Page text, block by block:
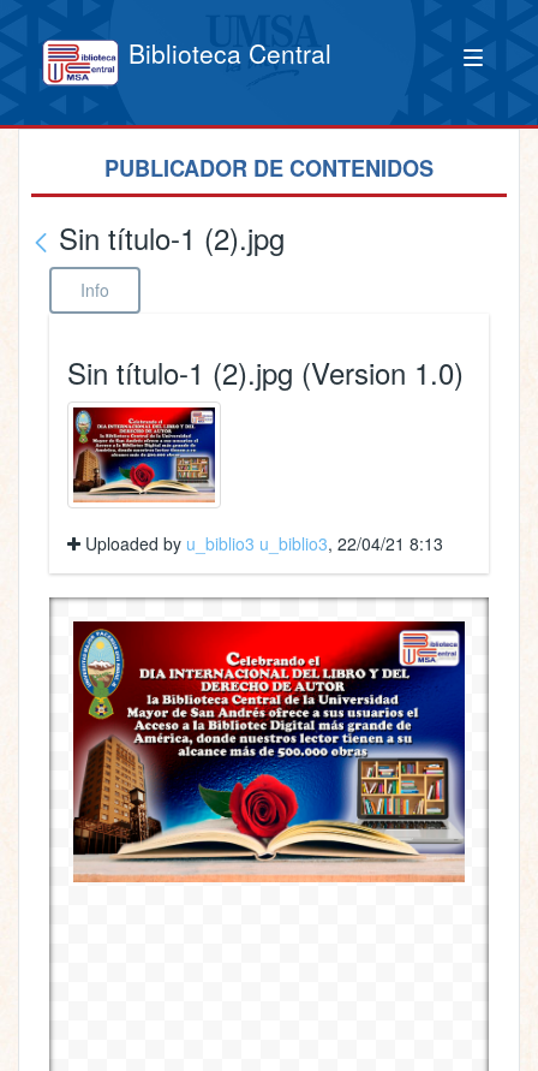
Biblioteca Central
PUBLICADOR DE CONTENIDOS
Sin título-1 (2).jpg
Info
Sin título-1 (2).jpg (Version 1.0)
Uploaded by u_biblio3 u_biblio3, 22/04/21 8:13